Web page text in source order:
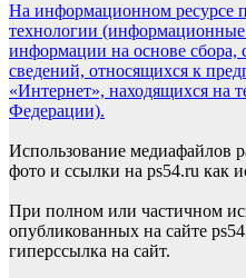
На информационном ресурсе
технологии (информационные
информации на основе сбора,
сведений, относящихся к
«Интернет», находящихся на
Федерации).
Использование медиафайлов
фото и ссылки на ps54.ru как
При полном или частичном
опубликованных на сайте
гиперссылка на сайт.